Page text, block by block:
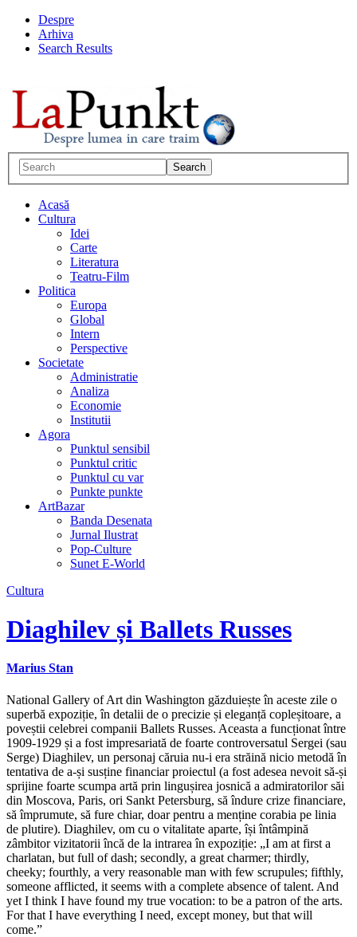
Despre
Arhiva
Search Results
Acasă
Cultura
Idei
Carte
Literatura
Teatru-Film
Politica
Europa
Global
Intern
Perspective
Societate
Administratie
Analiza
Economie
Institutii
Agora
Punktul sensibil
Punktul critic
Punktul cu var
Punkte punkte
ArtBazar
Banda Desenata
Jurnal Ilustrat
Pop-Culture
Sunet E-World
Cultura
Diaghilev și Ballets Russes
Marius Stan
National Gallery of Art din Washington găzduiește în aceste zile o
superbă expoziție, în detalii de o precizie și eleganță copleșitoare, a
poveștii celebrei companii Ballets Russes. Aceasta a funcționat între
1909-1929 și a fost impresariată de foarte controversatul Sergei (sau
Serge) Diaghilev, un personaj căruia nu-i era străină nicio metodă în
tentativa de a-și susține financiar proiectul (a fost adesea nevoit să-și
sprijine foarte scumpa artă prin lingușirea josnică a admiratorilor săi
din Moscova, Paris, ori Sankt Petersburg, să îndure crize financiare,
să împrumute, să fure chiar, doar pentru a menține corabia pe linia
de plutire). Diaghilev, om cu o vitalitate aparte, își întâmpină
zâmbitor vizitatorii încă de la intrarea în expoziție: „I am at first a
charlatan, but full of dash; secondly, a great charmer; thirdly,
cheeky; fourthly, a very reasonable man with few scrupules; fifthly,
someone afflicted, it seems with a complete absence of talent. And
yet I think I have found my true vocation: to be a patron of the arts.
For that I have everything I need, except money, but that will
come.”